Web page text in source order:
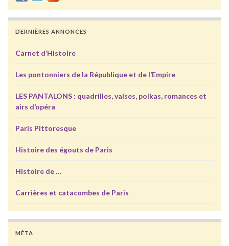
DERNIÈRES ANNONCES
Carnet d’Histoire
Les pontonniers de la République et de l’Empire
LES PANTALONS : quadrilles, valses, polkas, romances et
airs d’opéra
Paris Pittoresque
Histoire des égouts de Paris
Histoire de …
Carrières et catacombes de Paris
MÉTA